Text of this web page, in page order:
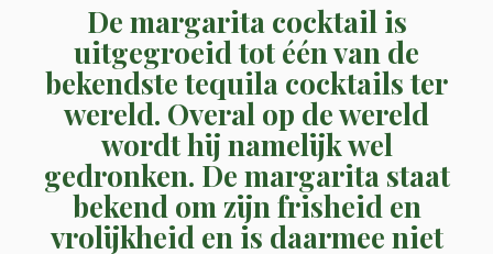
De margarita cocktail is
uitgegroeid tot één van de
bekendste tequila cocktails ter
wereld. Overal op de wereld
wordt hij namelijk wel
gedronken. De margarita staat
bekend om zijn frisheid en
vrolijkheid en is daarmee niet